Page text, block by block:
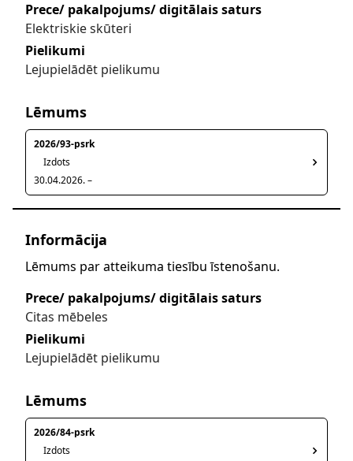
Prece/ pakalpojums/ digitālais saturs
Elektriskie skūteri
Pielikumi
Lejupielādēt pielikumu
Lēmums
2026/93-psrk
Izdots
30.04.2026. –
Informācija
Lēmums par atteikuma tiesību īstenošanu.
Prece/ pakalpojums/ digitālais saturs
Citas mēbeles
Pielikumi
Lejupielādēt pielikumu
Lēmums
2026/84-psrk
Izdots